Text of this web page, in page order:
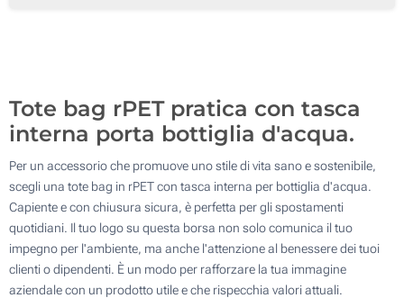
Tote bag rPET pratica con tasca
interna porta bottiglia d'acqua.
Per un accessorio che promuove uno stile di vita sano e sostenibile,
scegli una tote bag in rPET con tasca interna per bottiglia d'acqua.
Capiente e con chiusura sicura, è perfetta per gli spostamenti
quotidiani. Il tuo logo su questa borsa non solo comunica il tuo
impegno per l'ambiente, ma anche l'attenzione al benessere dei tuoi
clienti o dipendenti. È un modo per rafforzare la tua immagine
aziendale con un prodotto utile e che rispecchia valori attuali.